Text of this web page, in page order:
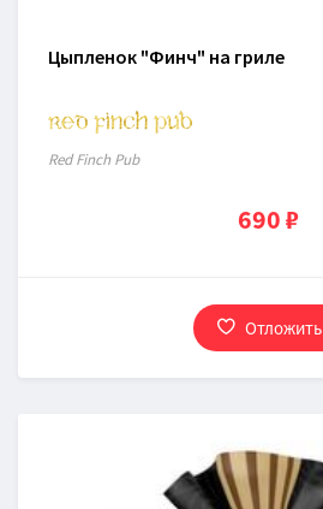
Цыпленок "Финч" на гриле
Red Finch Pub
690 ₽
Отложить